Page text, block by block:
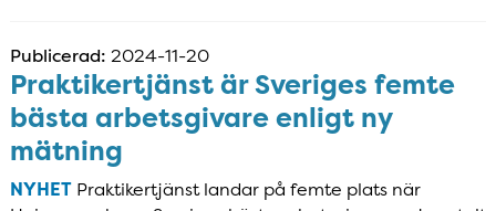
Publicerad: 2024-11-20
Praktikertjänst är Sveriges femte
bästa arbetsgivare enligt ny
mätning
NYHET Praktikertjänst landar på femte plats när